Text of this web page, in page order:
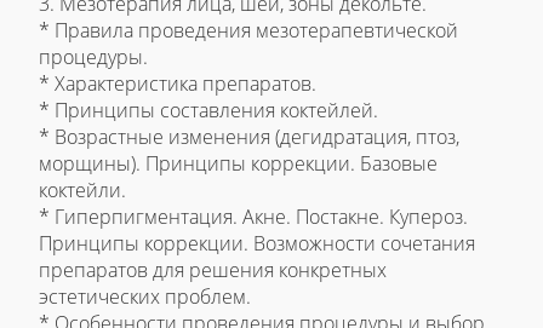
* Правила проведения мезотерапевтической
процедуры.
* Характеристика препаратов.
* Принципы составления коктейлей.
* Возрастные изменения (дегидратация, птоз,
морщины). Принципы коррекции. Базовые
коктейли.
* Гиперпигментация. Акне. Постакне. Купероз.
Принципы коррекции. Возможности сочетания
препаратов для решения конкретных
эстетических проблем.
* Особенности проведения процедуры и выбор